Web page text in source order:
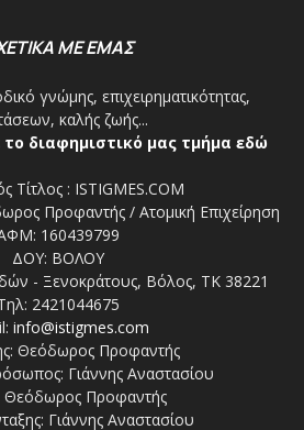
ΜΕ ΕΜΑΣ
γνώμης, επιχειρηματικότητας,
καλής ζωής...
διαφημιστικό μας τμήμα εδώ
Τίτλος : ISTIGMES.COM
Προφαντής / Ατομική Επιχείρηση
160439799
ΔΟΥ: ΒΟΛΟΥ
- Ξενοκράτους, Βόλος, ΤΚ 38221
2421044675
info@istigmes.com
Θεόδωρος Προφαντής
Γιάννης Αναστασίου
Θεόδωρος Προφαντής
Γιάννης Αναστασίου